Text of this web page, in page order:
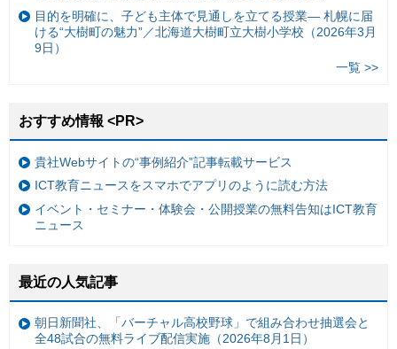
目的を明確に、子ども主体で見通しを立てる授業— 札幌に届
ける“大樹町の魅力”／北海道大樹町立大樹小学校（2026年3月
9日）
一覧 >>
おすすめ情報 <PR>
貴社Webサイトの“事例紹介”記事転載サービス
ICT教育ニュースをスマホでアプリのように読む方法
イベント・セミナー・体験会・公開授業の無料告知はICT教育
ニュース
最近の人気記事
朝日新聞社、「バーチャル高校野球」で組み合わせ抽選会と
全48試合の無料ライブ配信実施（2026年8月1日）